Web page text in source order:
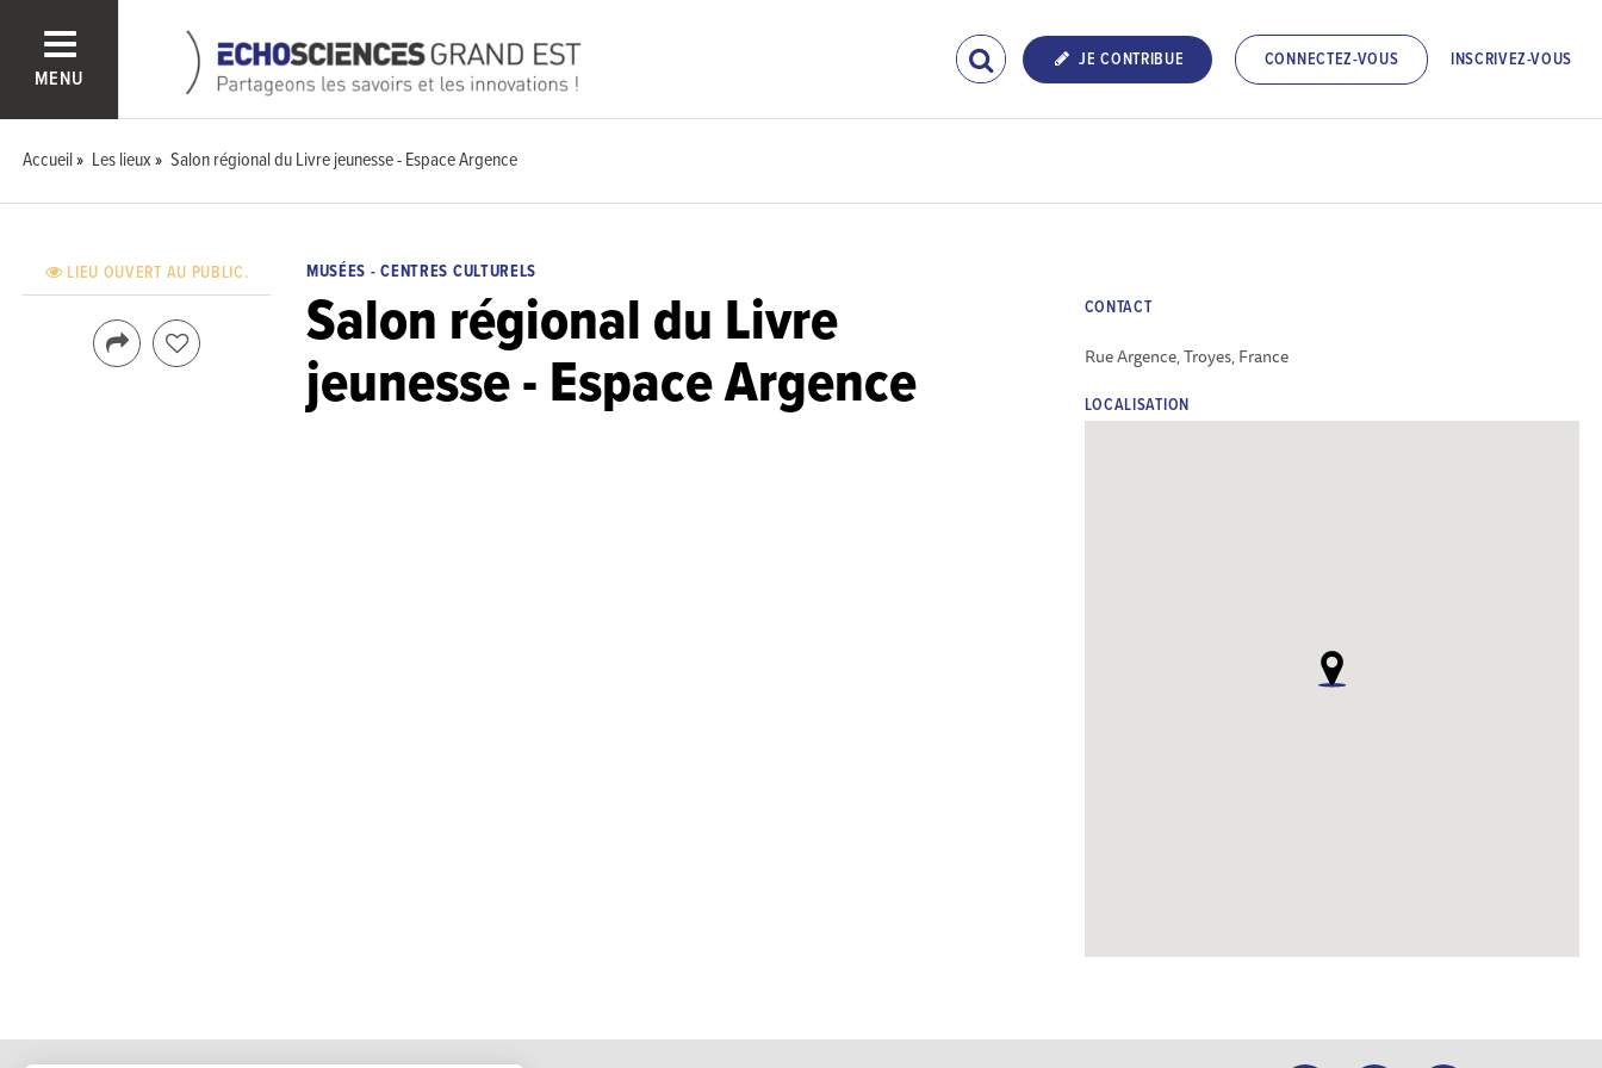
MENU
JE CONTRIBUE CONNECTEZ-VOUS INSCRIVEZ-VOUS
Accueil Les lieux Salon régional du Livre jeunesse - Espace Argence
MUSÉES - CENTRES CULTURELS
Salon régional du Livre
jeunesse - Espace Argence
CONTACT
Rue Argence, Troyes, France
LOCALISATION
LIEU OUVERT AU PUBLIC.